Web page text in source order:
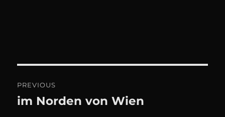
Navigation
PREVIOUS
Previous
im Norden von Wien